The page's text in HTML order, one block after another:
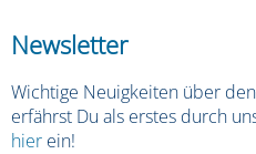
Newsletter
Wichtige Neuigkeiten über
erfährst Du als erstes durch
hier ein!